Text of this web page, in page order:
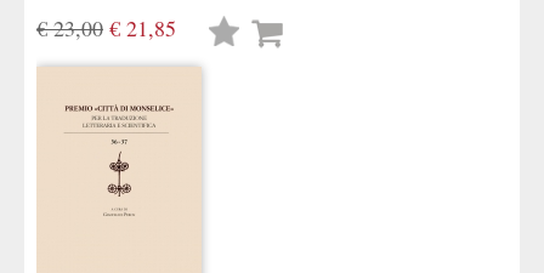
€ 23,00 € 21,85
Lista